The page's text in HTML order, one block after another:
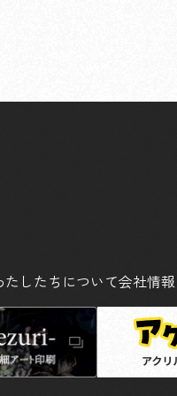
たしたちについて会社情報